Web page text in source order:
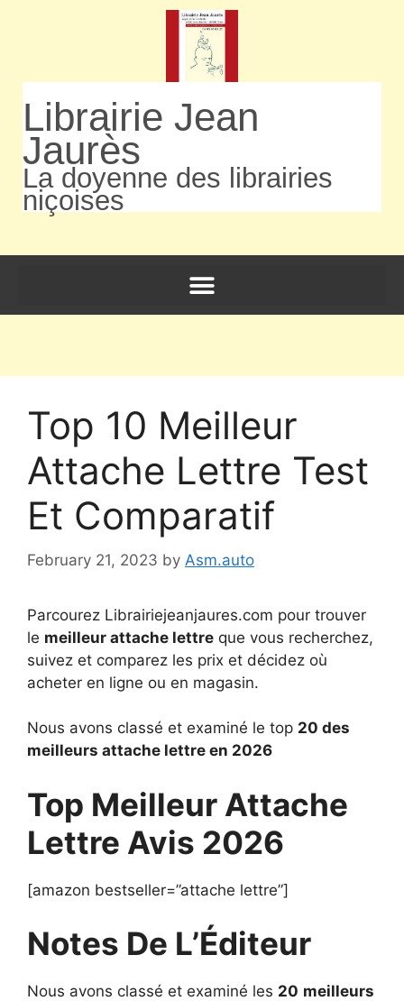
Librairie Jean
Jaurès
La doyenne des librairies
niçoises
Top 10 Meilleur
Attache Lettre Test
Et Comparatif
February 21, 2023 by Asm.auto
Parcourez Librairiejeanjaures.com pour trouver
le meilleur attache lettre que vous recherchez,
suivez et comparez les prix et décidez où
acheter en ligne ou en magasin.
Nous avons classé et examiné le top 20 des
meilleurs attache lettre en 2026
Top Meilleur Attache
Lettre Avis 2026
[amazon bestseller=”attache lettre”]
Notes De L’Éditeur
Nous avons classé et examiné les 20 meilleurs